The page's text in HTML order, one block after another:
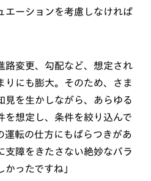
エーションを考慮しなければ
路変更、勾配など、想定され
りにも膨大。そのため、さま
見を生かしながら、あらゆる
を想定し、条件を絞り込んで
運転の仕方にもばらつきがあ
支障をきたさない絶妙なバラ
ったですね」